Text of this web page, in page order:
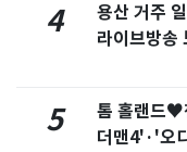
4
용산 거주
라이브방송
5
톰 홀랜드♥
더맨4'·'오